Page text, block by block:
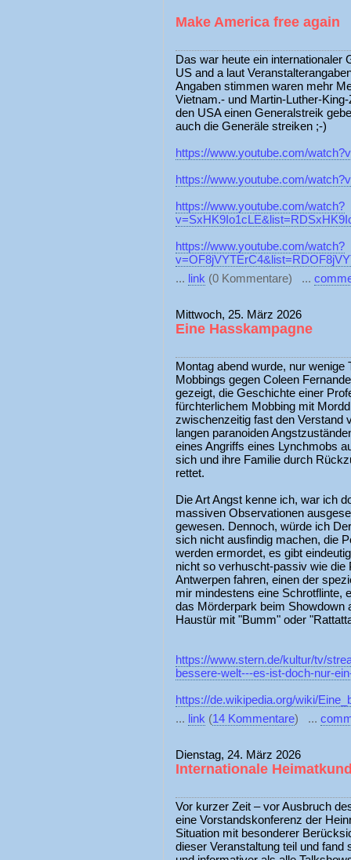
Make America free again
Das war heute ein internationaler
US and a laut
Angaben stimmen waren mehr
Vietnam.- und Martin-Luther-
den USA einen Generalstreik
auch die Generäle streiken ;-)
https://www.youtube.com/
https://www.youtube.com/
https://www.youtube.com/watch?
https://www.youtube.com/watch?
... link (0 Kommentare) ...
Mittwoch, 25. März 2026
Eine Hasskampagne
Montag abend wurde, nur
Mobbings gegen Coleen
gezeigt, die Geschichte einer
fürchterlichem Mobbing mit
zwischenzeitig fast den Verstand
langen paranoiden
eines Angriffs eines Lynchmobs
sich und ihre Familie durch
rettet.
Die Art Angst kenne ich, war ich
massiven Observationen
gewesen. Dennoch, würde ich
sich nicht ausfindig machen, die
werden ermordet, es gibt
nicht so verhuscht-passiv wie die
Antwerpen fahren, einen der
mir mindestens eine Schrotflinte,
das Mörderpark beim Showdown
Haustür mit "Bumm" oder
https://www.stern.de/kultur/tv/
bessere-welt---es-ist-doch-nur-
https://de.wikipedia.org/wiki/
... link (14 Kommentare) ...
Dienstag, 24. März 2026
Internationale
Vor kurzer Zeit – vor Ausbruch
eine Vorstandskonferenz der
Situation mit besonderer
dieser Veranstaltung teil und